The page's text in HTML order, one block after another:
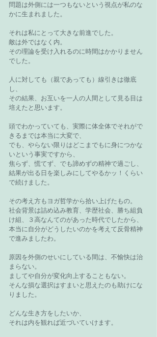
問題は外側には一つもないという視点が私のな
かに生まれました。
それは私にとって大きな前進でした。
敵は外ではなく内。
その理論を受け入れるのに時間はかかりません
でした。
人に対しても（親であっても）線引きは徹底
し、
その結果、お互いを一人の人間として見る目は
培えたと思います。
頭でわかっていても、実際に体全体でそれがで
きるまでは本当に大変で、
でも、やらない限りはどこまでもに身につかな
いという事実ですから、
焦らず、慌てず、でも諦めずの精神で過ごし、
結果が出る日を楽しみにしてやるかッ！くらい
で続けました。
その考え方もヨガ哲学から拾い上げたもの。
社会背景は詰め込み教育、学歴社会、勝ち組負
け組、３高なんてのがあった時代でしたから、
本当に自分がどうしたいのかを考えて反骨精神
で進みましたわ。
原因を外側のせいにしている間は、不愉快は治
まらない。
ましてや自分が変化向上することもない。
そんな損な選択はすまいと思えたのも助けにな
りました。
どんな生き方をしたいか、
それは内を観れば近づいていけます。